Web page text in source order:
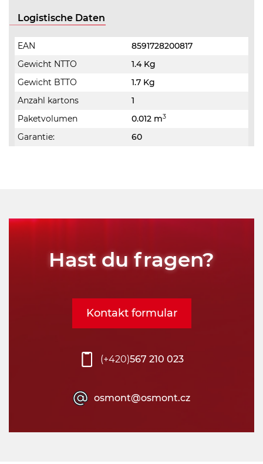
Logistische Daten
EAN
8591728200817
Gewicht NTTO
1.4 Kg
Gewicht BTTO
1.7 Kg
Anzahl kartons
1
Paketvolumen
0.012 m3
Garantie: 60
Hast du fragen?
(+420)567 210 023
osmont@osmont.cz
Kontakt formular